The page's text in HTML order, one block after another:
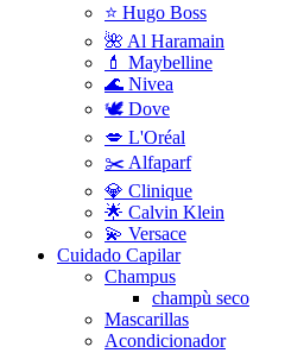
⭐ Hugo Boss
🌺 Al Haramain
💄 Maybelline
🌊 Nivea
🕊️ Dove
💋 L'Oréal
✂️ Alfaparf
💎 Clinique
🌟 Calvin Klein
💫 Versace
Cuidado Capilar
Champus
champù seco
Mascarillas
Acondicionador